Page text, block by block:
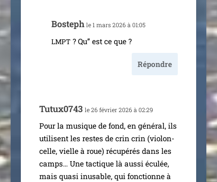
Bosteph le 1 mars 2026 à 01:05
LMPT ? Qu” est ce que ?
Répondre
Tutux0743 le 26 février 2026 à 02:29
Pour la musique de fond, en géné­ral, ils
uti­lisent les restes de crin crin (vio­lon­
celle, vielle à roue) récu­pé­rés dans les
camps… Une tac­tique là aus­si écu­lée,
mais qua­si inusable, qui fonc­tionne à